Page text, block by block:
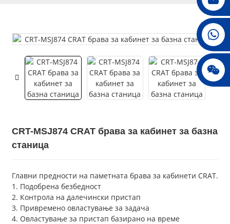
008615396811719
Џени010678
CRT-MSJ874 CRAT брава за кабинет за базна
станица
Главни предности на паметната брава за кабинети CRAT.
1. Подобрена безбедност
2. Контрола на далечински пристап
3. Привремено овластување за задача
4. Овластување за пристап базирано на време